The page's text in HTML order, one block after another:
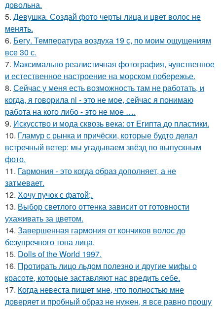
довольна.
5. Девушка. Создай фото черты лица и цвет волос не
менять.
6. Бегу. Температура воздуха 19 с, по моим ощущениям
все 30 с.
7. Максимально реалистичная фотография, чувственное
и естественное настроение на морском побережье.
8. Сейчас у меня есть возможность там не работать, и
когда, я говорила nl - это не мое, сейчас я понимаю
работа на кого либо - это не мое ….
9. Искусство и мода сквозь века: от Египта до пластики.
10. Гламур с рынка и причёски, которые будто делал
встречный ветер: мы угадываем звёзд по выпускным
фото.
11. Гармония - это когда образ дополняет, а не
затмевает.
12. Хочу пучок с фатой;.
13. Выбор светлого оттенка зависит от готовности
ухаживать за цветом.
14. Завершенная гармония от кончиков волос до
безупречного тона лица.
15. Dolls of the World 1997.
16. Протирать лицо льдом полезно и другие мифы о
красоте, которые заставляют нас вредить себе.
17. Когда невеста пишет мне, что полностью мне
доверяет и пробный образ не нужен, я все равно прошу